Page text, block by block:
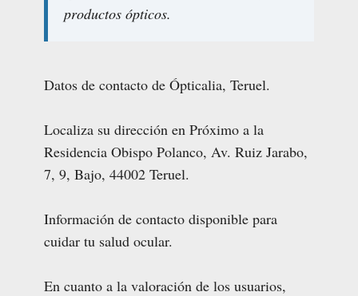
productos ópticos.
Datos de contacto de Ópticalia, Teruel.
Localiza su dirección en Próximo a la
Residencia Obispo Polanco, Av. Ruiz Jarabo,
7, 9, Bajo, 44002 Teruel.
Información de contacto disponible para
cuidar tu salud ocular.
En cuanto a la valoración de los usuarios,